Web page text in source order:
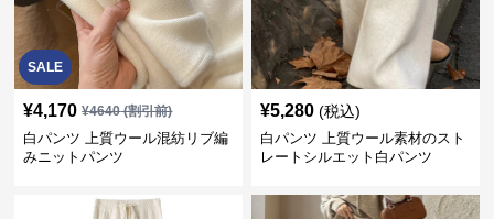
SALE
¥4,170 ¥4640(割引前)
白パンツ 上質ウール混紡リブ編
みニットパンツ
¥5,280 (税込)
白パンツ 上質ウール素材のスト
レートシルエット白パンツ